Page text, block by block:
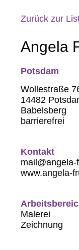
Zurück zur
Angela
Potsdam
Wollestraße
14482
Babelsberg
barrierefrei
Kontakt
www.angela-
Malerei
Zeichnung